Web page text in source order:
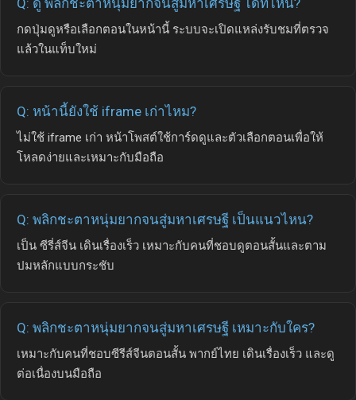
กดปุ่มดูหรือเลือกตอนในหน้านี้ ระบบจะเปิดแหล่งรับชมที่ตรวจ
แล้วในแท็บใหม่
Q: หน้านี้ยังใช้ iframe เก่าไหม?
ไม่ใช้ iframe เก่า หน้าโพสต์ใช้การ์ดดูและตัวเลือกตอนเพื่อให้
โหลดง่ายและเหมาะกับมือถือ
Q: พลิกชะตาหนุ่มยากจนสู่มหาเศรษฐี เป็นแนวไหน?
เป็น ซีรี่ส์จีน เดินเรื่องเร็ว เหมาะกับคนที่ชอบดูตอนสั้นและตาม
ปมหลักแบบกระชับ
Q: พลิกชะตาหนุ่มยากจนสู่มหาเศรษฐี เหมาะกับใคร?
เหมาะกับคนที่ชอบซีรีส์จีนตอนสั้น พากย์ไทย เดินเรื่องเร็ว และดู
ต่อเนื่องบนมือถือ